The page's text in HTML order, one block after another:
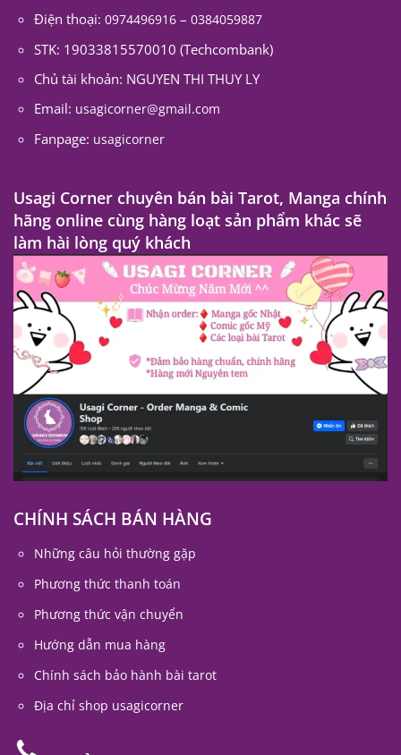
Điện thoại: 0974496916 – 0384059887
STK: 19033815570010 (Techcombank)
Chủ tài khoản: NGUYEN THI THUY LY
Email: usagicorner@gmail.com
Fanpage: usagicorner
Usagi Corner chuyên bán bài Tarot, Manga chính
hãng online cùng hàng loạt sản phẩm khác sẽ
làm hài lòng quý khách
CHÍNH SÁCH BÁN HÀNG
Những câu hỏi thường gặp
Phương thức thanh toán
Phương thức vận chuyển
Hướng dẫn mua hàng
Chính sách bảo hành bài tarot
Địa chỉ shop usagicorner